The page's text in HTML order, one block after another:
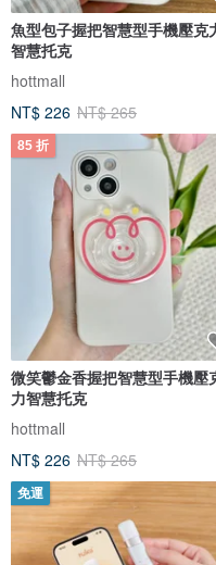
魚型包子握把智慧型手機壓克
智慧托克
hottmall
NT$ 226 NT$ 265
85 折
微笑鬱金香握把智慧型手機壓
力智慧托克
hottmall
NT$ 226 NT$ 265
免運